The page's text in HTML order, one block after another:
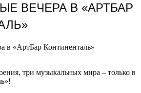
ВЕЧЕРА В «АРТБАР
три музыкальных мира – только в